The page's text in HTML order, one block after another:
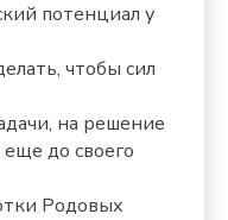
потенциал у
чтобы сил
на решение
до своего
Родовых